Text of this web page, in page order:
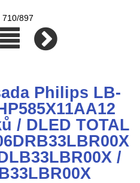
710/897
Philips LB-
/ DLED TOTAL
/